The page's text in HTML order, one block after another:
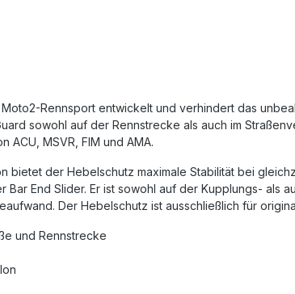
Rennsport entwickelt und verhindert das
sowohl auf der Rennstrecke als auch im
MSVR, FIM und AMA.
der Hebelschutz maximale Stabilität bei
End Slider. Er ist sowohl auf der Kupplungs- als
Der Hebelschutz ist ausschließlich für
und Rennstrecke